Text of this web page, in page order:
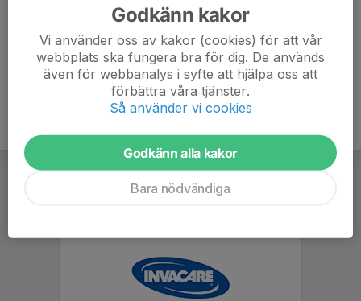
Andreas Axelsson
Materialare
070-612 16 77
andreas.axelsson@diohockey.se
Godkänn kakor
Vi använder oss av kakor (cookies) för att vår
webbplats ska fungera bra för dig. De används
även för webbanalys i syfte att hjälpa oss att
förbättra våra tjänster.
Så använder vi cookies
Godkänn alla kakor
Bara nödvändiga